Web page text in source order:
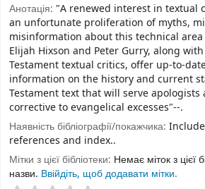
Анотація: "A renewed interest in textual
an unfortunate proliferation of myths,
misinformation about this technical
Elijah Hixson and Peter Gurry, along
Testament textual critics, offer up-to-
information on the history and current
Testament text that will serve apologists
corrective to evangelical excesses"--.
Наявність бібліографії/покажчика:
references and index..
Мітки з цієї бібліотеки: Немає міток з цієї
назви. Ввійдіть, щоб додавати мітки.